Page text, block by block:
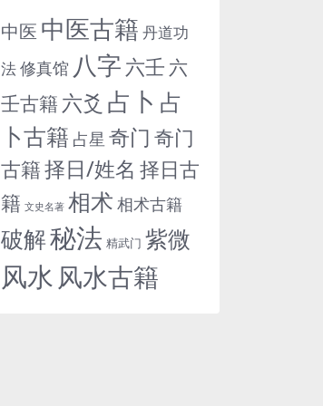
中医 中医古籍 丹道功
法修真馆 八字 六壬 六
壬古籍 六爻 占卜 占
卜古籍 占星 奇门 奇门
古籍择日/姓名 择日古
籍 文史名著 相术 相术古籍
破解秘法 精武门 紫微
风水 风水古籍